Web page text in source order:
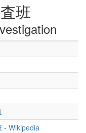
班
- Wikipedia